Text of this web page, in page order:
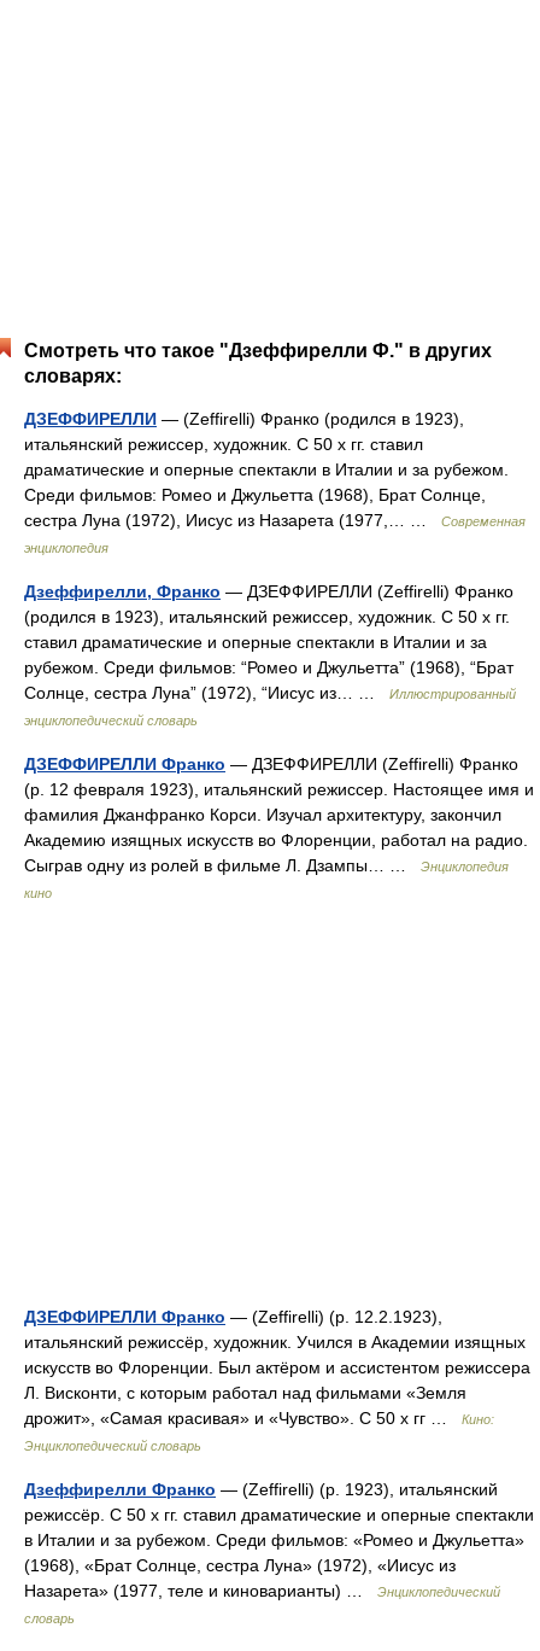
Смотреть что такое "Дзеффирелли Ф." в других
словарях:
ДЗЕФФИРЕЛЛИ — (Zeffirelli) Франко (родился в 1923),
итальянский режиссер, художник. С 50 х гг. ставил
драматические и оперные спектакли в Италии и за рубежом.
Среди фильмов: Ромео и Джульетта (1968), Брат Солнце,
сестра Луна (1972), Иисус из Назарета (1977,… …
Современная
энциклопедия
Дзеффирелли, Франко — ДЗЕФФИРЕЛЛИ (Zeffirelli) Франко
(родился в 1923), итальянский режиссер, художник. С 50 х гг.
ставил драматические и оперные спектакли в Италии и за
рубежом. Среди фильмов: “Ромео и Джульетта” (1968), “Брат
Солнце, сестра Луна” (1972), “Иисус из… …
Иллюстрированный
энциклопедический словарь
ДЗЕФФИРЕЛЛИ Франко — ДЗЕФФИРЕЛЛИ (Zeffirelli) Франко
(р. 12 февраля 1923), итальянский режиссер. Настоящее имя и
фамилия Джанфранко Корси. Изучал архитектуру, закончил
Академию изящных искусств во Флоренции, работал на радио.
Сыграв одну из ролей в фильме Л. Дзампы… …
Энциклопедия
кино
ДЗЕФФИРЕЛЛИ Франко — (Zeffirelli) (р. 12.2.1923),
итальянский режиссёр, художник. Учился в Академии изящных
искусств во Флоренции. Был актёром и ассистентом режиссера
Л. Висконти, с которым работал над фильмами «Земля
дрожит», «Самая красивая» и «Чувство». С 50 х гг …
Кино:
Энциклопедический словарь
Дзеффирелли Франко — (Zeffirelli) (р. 1923), итальянский
режиссёр. С 50 х гг. ставил драматические и оперные спектакли
в Италии и за рубежом. Среди фильмов: «Ромео и Джульетта»
(1968), «Брат Солнце, сестра Луна» (1972), «Иисус из
Назарета» (1977, теле и киноварианты) …
Энциклопедический
словарь